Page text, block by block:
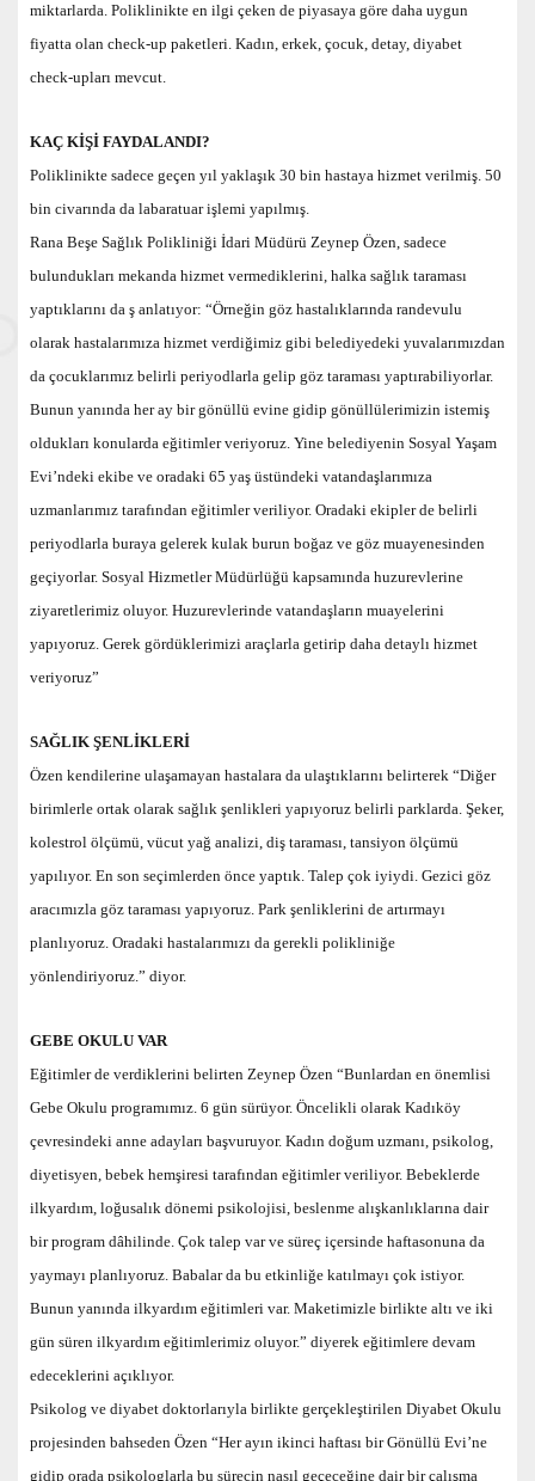
miktarlarda. Poliklinikte en ilgi çeken de piyasaya göre daha uygun
fiyatta olan check-up paketleri. Kadın, erkek, çocuk, detay, diyabet
check-upları mevcut.
KAÇ KİŞİ FAYDALANDI?
Poliklinikte sadece geçen yıl yaklaşık 30 bin hastaya hizmet verilmiş. 50
bin civarında da labaratuar işlemi yapılmış.
Rana Beşe Sağlık Polikliniği İdari Müdürü Zeynep Özen, sadece
bulundukları mekanda hizmet vermediklerini, halka sağlık taraması
yaptıklarını da ş anlatıyor: “Örneğin göz hastalıklarında randevulu
olarak hastalarımıza hizmet verdiğimiz gibi belediyedeki yuvalarımızdan
da çocuklarımız belirli periyodlarla gelip göz taraması yaptırabiliyorlar.
Bunun yanında her ay bir gönüllü evine gidip gönüllülerimizin istemiş
oldukları konularda eğitimler veriyoruz. Yine belediyenin Sosyal Yaşam
Evi’ndeki ekibe ve oradaki 65 yaş üstündeki vatandaşlarımıza
uzmanlarımız tarafından eğitimler veriliyor. Oradaki ekipler de belirli
periyodlarla buraya gelerek kulak burun boğaz ve göz muayenesinden
geçiyorlar. Sosyal Hizmetler Müdürlüğü kapsamında huzurevlerine
ziyaretlerimiz oluyor. Huzurevlerinde vatandaşların muayelerini
yapıyoruz. Gerek gördüklerimizi araçlarla getirip daha detaylı hizmet
veriyoruz”
SAĞLIK ŞENLİKLERİ
Özen kendilerine ulaşamayan hastalara da ulaştıklarını belirterek “Diğer
birimlerle ortak olarak sağlık şenlikleri yapıyoruz belirli parklarda. Şeker,
kolestrol ölçümü, vücut yağ analizi, diş taraması, tansiyon ölçümü
yapılıyor. En son seçimlerden önce yaptık. Talep çok iyiydi. Gezici göz
aracımızla göz taraması yapıyoruz. Park şenliklerini de artırmayı
planlıyoruz. Oradaki hastalarımızı da gerekli polikliniğe
yönlendiriyoruz.” diyor.
GEBE OKULU VAR
Eğitimler de verdiklerini belirten Zeynep Özen “Bunlardan en önemlisi
Gebe Okulu programımız. 6 gün sürüyor. Öncelikli olarak Kadıköy
çevresindeki anne adayları başvuruyor. Kadın doğum uzmanı, psikolog,
diyetisyen, bebek hemşiresi tarafından eğitimler veriliyor. Bebeklerde
ilkyardım, loğusalık dönemi psikolojisi, beslenme alışkanlıklarına dair
bir program dâhilinde. Çok talep var ve süreç içersinde haftasonuna da
yaymayı planlıyoruz. Babalar da bu etkinliğe katılmayı çok istiyor.
Bunun yanında ilkyardım eğitimleri var. Maketimizle birlikte altı ve iki
gün süren ilkyardım eğitimlerimiz oluyor.” diyerek eğitimlere devam
edeceklerini açıklıyor.
Psikolog ve diyabet doktorlarıyla birlikte gerçekleştirilen Diyabet Okulu
projesinden bahseden Özen “Her ayın ikinci haftası bir Gönüllü Evi’ne
gidip orada psikologlarla bu sürecin nasıl geçeceğine dair bir çalışma